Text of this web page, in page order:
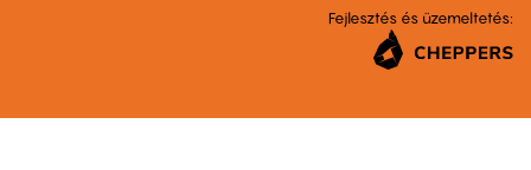
Fejlesztés és üzemeltetés: